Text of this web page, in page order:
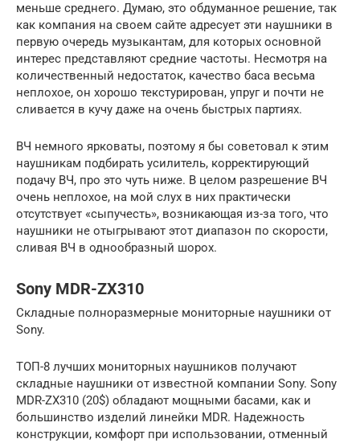
меньше среднего. Думаю, это обдуманное решение, так
как компания на своем сайте адресует эти наушники в
первую очередь музыкантам, для которых основной
интерес представляют средние частоты. Несмотря на
количественный недостаток, качество баса весьма
неплохое, он хорошо текстурирован, упруг и почти не
сливается в кучу даже на очень быстрых партиях.
ВЧ немного ярковаты, поэтому я бы советовал к этим
наушникам подбирать усилитель, корректирующий
подачу ВЧ, про это чуть ниже. В целом разрешение ВЧ
очень неплохое, на мой слух в них практически
отсутствует «сыпучесть», возникающая из-за того, что
наушники не отыгрывают этот диапазон по скорости,
сливая ВЧ в однообразный шорох.
Sony MDR-ZX310
Складные полноразмерные мониторные наушники от
Sony.
ТОП-8 лучших мониторных наушников получают
складные наушники от известной компании Sony. Sony
MDR-ZX310 (20$) обладают мощными басами, как и
большинство изделий линейки MDR. Надежность
конструкции, комфорт при использовании, отменный